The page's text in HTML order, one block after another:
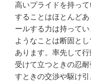
高いプライドを持っ
することはほとんど
ールする力は持って
ようなことは断固と
あります。率先して
受けて立つときの忍
すときの交渉や駆け引